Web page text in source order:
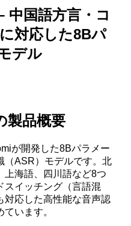
中国語方言・コ
対応した8Bパ
デル
製品概要
が開発した8Bパラメー
（ASR）モデルです。北
上海語、四川語など8つ
スイッチング（言語混
対応した高性能な音声認
います。